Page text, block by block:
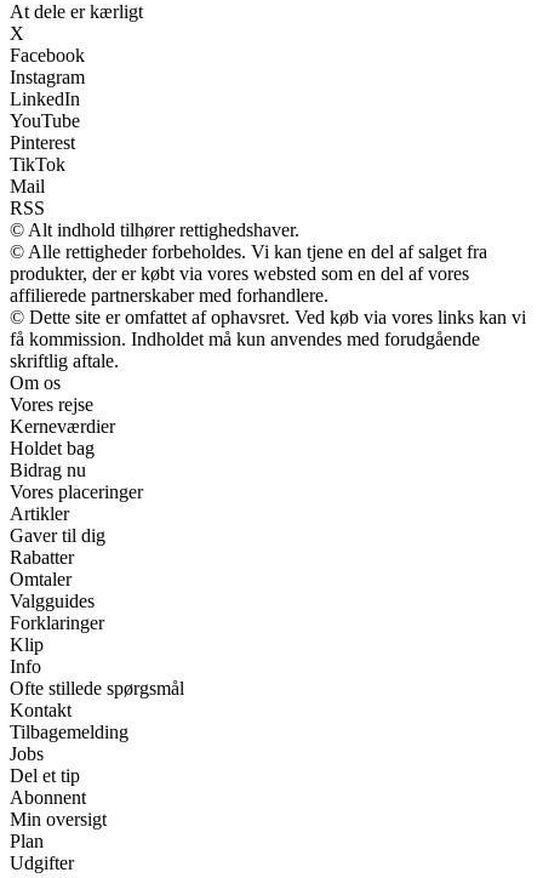
At dele er kærligt
X
Facebook
Instagram
LinkedIn
YouTube
Pinterest
TikTok
Mail
RSS
© Alt indhold tilhører rettighedshaver.
© Alle rettigheder forbeholdes. Vi kan tjene en del af salget fra
produkter, der er købt via vores websted som en del af vores
affilierede partnerskaber med forhandlere.
© Dette site er omfattet af ophavsret. Ved køb via vores links kan vi
få kommission. Indholdet må kun anvendes med forudgående
skriftlig aftale.
Om os
Vores rejse
Kerneværdier
Holdet bag
Bidrag nu
Vores placeringer
Artikler
Gaver til dig
Rabatter
Omtaler
Valgguides
Forklaringer
Klip
Info
Ofte stillede spørgsmål
Kontakt
Tilbagemelding
Jobs
Del et tip
Abonnent
Min oversigt
Plan
Udgifter